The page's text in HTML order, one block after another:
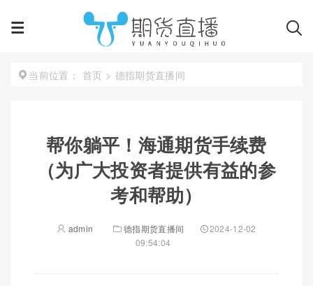
当前位置： 首页 > 德指期货直播间
帮你躺平！海通期货手续费
（为广大投资者提供有益的参
考和帮助）
admin 德指期货直播间
2024-12-02
09:54:04